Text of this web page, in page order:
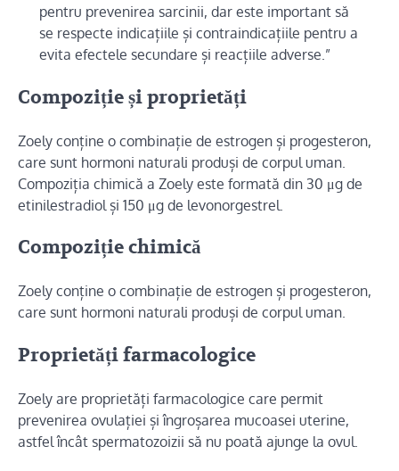
pentru prevenirea sarcinii, dar este important să
se respecte indicațiile și contraindicațiile pentru a
evita efectele secundare și reacțiile adverse.”
Compoziție și proprietăți
Zoely conține o combinație de estrogen și progesteron,
care sunt hormoni naturali produși de corpul uman.
Compoziția chimică a Zoely este formată din 30 μg de
etinilestradiol și 150 μg de levonorgestrel.
Compoziție chimică
Zoely conține o combinație de estrogen și progesteron,
care sunt hormoni naturali produși de corpul uman.
Proprietăți farmacologice
Zoely are proprietăți farmacologice care permit
prevenirea ovulației și îngroșarea mucoasei uterine,
astfel încât spermatozoizii să nu poată ajunge la ovul.